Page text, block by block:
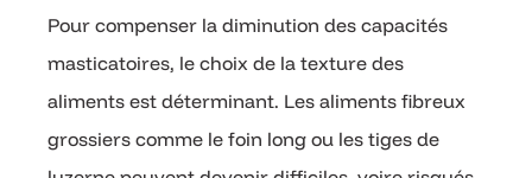
Pour compenser la diminution des capacités
masticatoires, le choix de la texture des
aliments est déterminant. Les aliments fibreux
grossiers comme le foin long ou les tiges de